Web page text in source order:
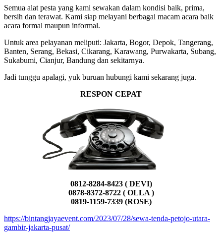
Semua alat pesta yang kami sewakan dalam kondisi baik, prima,
bersih dan terawat. Kami siap melayani berbagai macam acara baik
acara formal maupun informal.
Untuk area pelayanan meliputi: Jakarta, Bogor, Depok, Tangerang,
Banten, Serang, Bekasi, Cikarang, Karawang, Purwakarta, Subang,
Sukabumi, Cianjur, Bandung dan sekitarnya.
Jadi tunggu apalagi, yuk buruan hubungi kami sekarang juga.
RESPON CEPAT
0812-8284-8423 ( DEVI)
0878-8372-8722 ( OLLA )
0819-1159-7339 (ROSE)
https://bintangjayaevent.com/2023/07/28/sewa-tenda-petojo-utara-
gambir-jakarta-pusat/